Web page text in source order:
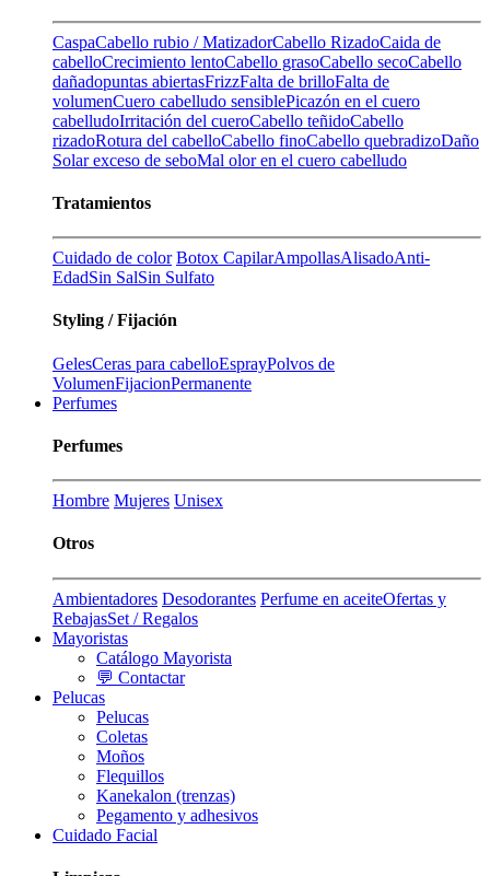
CaspaCabello rubio / MatizadorCabello RizadoCaida de
cabelloCrecimiento lentoCabello grasoCabello secoCabello
dañadopuntas abiertasFrizzFalta de brilloFalta de
volumenCuero cabelludo sensiblePicazón en el cuero
cabelludoIrritación del cueroCabello teñidoCabello
rizadoRotura del cabelloCabello finoCabello quebradizoDaño
Solarexceso de seboMal olor en el cuero cabelludo
Tratamientos
Cuidado de color Botox CapilarAmpollasAlisadoAnti-
EdadSin SalSin Sulfato
Styling / Fijación
GelesCeras para cabelloEsprayPolvos de
VolumenFijacionPermanente
Perfumes
Perfumes
Hombre Mujeres Unisex
Otros
Ambientadores Desodorantes Perfume en aceiteOfertas y
RebajasSet / Regalos
Mayoristas
Catálogo Mayorista
💬 Contactar
Pelucas
Pelucas
Coletas
Moños
Flequillos
Kanekalon (trenzas)
Pegamento y adhesivos
Cuidado Facial